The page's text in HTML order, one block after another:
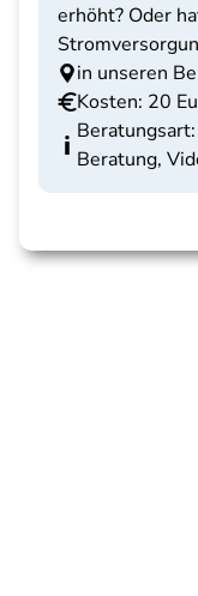
erhöht? Oder
in unseren
Kosten: 20
Beratung,